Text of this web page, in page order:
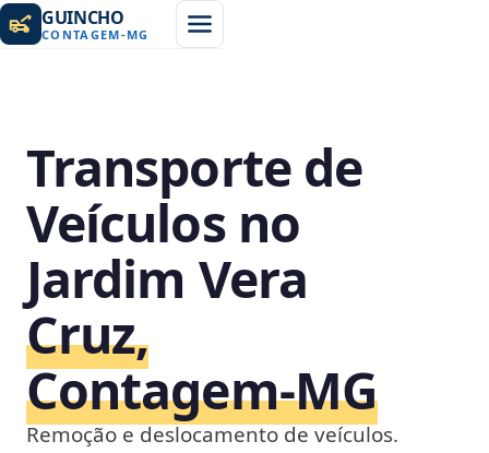
GUINCHO
CONTAGEM-MG
Transporte de
Veículos no
Jardim Vera
Cruz,
Contagem‑MG
Remoção e deslocamento de veículos.